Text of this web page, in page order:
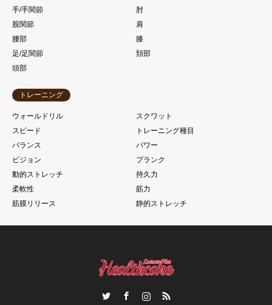
手/手関節
肘
股関節
肩
腰部
膝
足/足関節
頚部
頭部
トレーニング
ウォールドリル
スクワット
スピード
トレーニング種目
バランス
パワー
ビジョン
プランク
動的ストレッチ
持久力
柔軟性
筋力
筋膜リリース
静的ストレッチ
RSS